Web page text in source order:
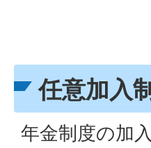
任意加入
年金制度の加